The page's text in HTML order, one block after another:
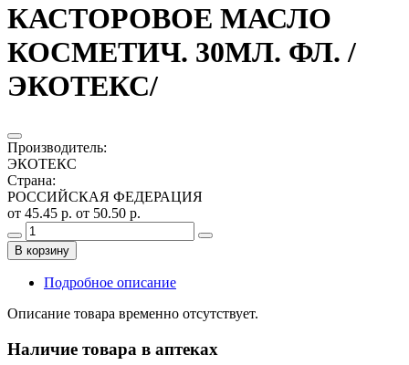
КАСТОРОВОЕ МАСЛО
КОСМЕТИЧ. 30МЛ. ФЛ. /
ЭКОТЕКС/
Производитель:
ЭКОТЕКС
Страна:
РОССИЙСКАЯ ФЕДЕРАЦИЯ
от 45.45 р. от 50.50 р.
В корзину
Подробное описание
Описание товара временно отсутствует.
Наличие товара в аптеках